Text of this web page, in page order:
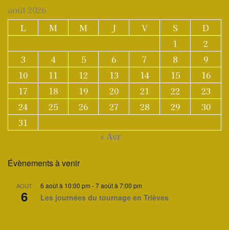
août 2026
L
M M J V S
D
1
2
3
4 5 6 7 8
9
10
11 12 13 14 15
16
17
18 19 20 21 22
23
24
25 26 27 28 29
30
31
« Avr
Évènements à venir
AOÛT
6
6 août à 10:00 pm -7 août à 7:00 pm
Les journées du tournage en Trièves